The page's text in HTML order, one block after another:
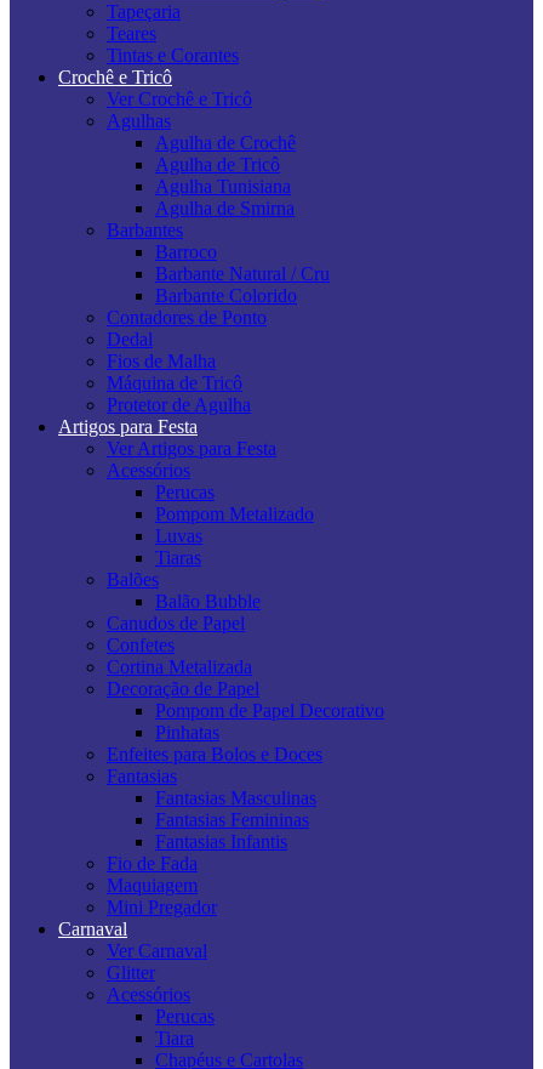
Tapeçaria
Teares
Tintas e Corantes
Crochê e Tricô
Ver Crochê e Tricô
Agulhas
Agulha de Crochê
Agulha de Tricô
Agulha Tunisiana
Agulha de Smirna
Barbantes
Barroco
Barbante Natural / Cru
Barbante Colorido
Contadores de Ponto
Dedal
Fios de Malha
Máquina de Tricô
Protetor de Agulha
Artigos para Festa
Ver Artigos para Festa
Acessórios
Perucas
Pompom Metalizado
Luvas
Tiaras
Balões
Balão Bubble
Canudos de Papel
Confetes
Cortina Metalizada
Decoração de Papel
Pompom de Papel Decorativo
Pinhatas
Enfeites para Bolos e Doces
Fantasias
Fantasias Masculinas
Fantasias Femininas
Fantasias Infantis
Fio de Fada
Maquiagem
Mini Pregador
Carnaval
Ver Carnaval
Glitter
Acessórios
Perucas
Tiara
Chapéus e Cartolas